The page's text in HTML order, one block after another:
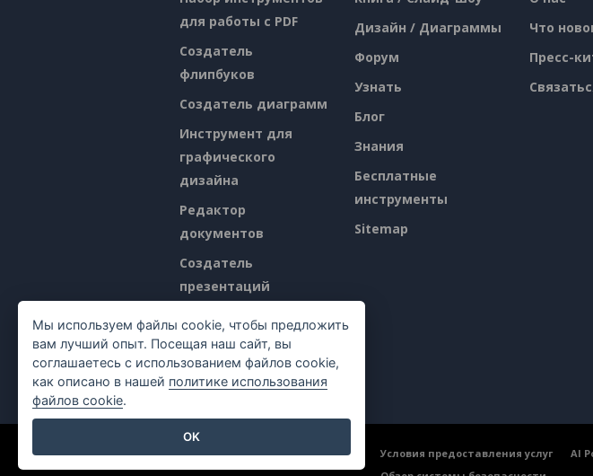
для работы с PDF
Создатель
флипбуков
Создатель диаграмм
Инструмент для
графического
дизайна
Редактор
документов
Создатель
презентаций
электронных таблиц
Ценообразование
Дизайн / Диаграммы
Форум
Узнать
Блог
Знания
Бесплатные
инструменты
Sitemap
Что
Пресс-
©2026 by Visual Paradigm. Все права защищены. Условия предоставления услуг AI
Мы используем файлы cookie, чтобы предложить
вам лучший опыт. Посещая наш сайт, вы
соглашаетесь с использованием файлов cookie,
как описано в нашей политике использования
файлов cookie.
OK